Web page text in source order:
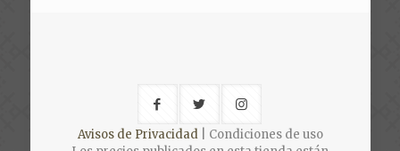
Avisos de Privacidad| Condiciones de uso